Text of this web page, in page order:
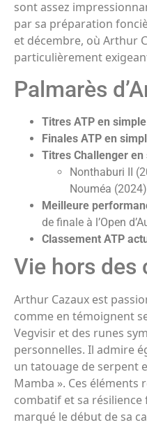
sont assez
par sa préparation
et décembre, où Arthur
particulièrement
Palmarès
Titres ATP en simple
Finales ATP en
Titres Challenger en
Nonthaburi II
Nouméa (2024)
Meilleure
de finale à l’Open
Classement ATP
Vie hors des
Arthur Cazaux est
comme en témoignent
Vegvisir et des runes
personnelles. Il admire
un tatouage de serpent
Mamba ». Ces éléments
combatif et sa
marqué le début de sa